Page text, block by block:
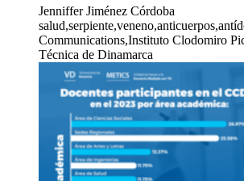
Jenniffer Jiménez Córdoba
Communications,Instituto Clodomiro
Técnica de Dinamarca